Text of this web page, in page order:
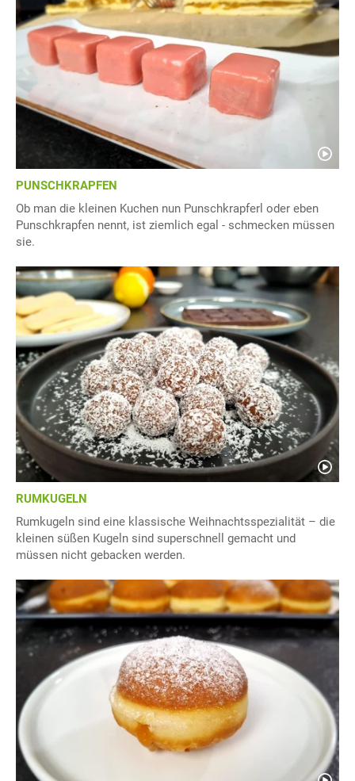
PUNSCHKRAPFEN
Ob man die kleinen Kuchen nun Punschkrapferl oder eben
Punschkrapfen nennt, ist ziemlich egal - schmecken müssen
sie.
RUMKUGELN
Rumkugeln sind eine klassische Weihnachtsspezialität – die
kleinen süßen Kugeln sind superschnell gemacht und
müssen nicht gebacken werden.